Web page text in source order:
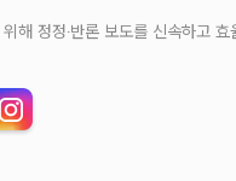
해 정정‧반론 보도를 신속하고